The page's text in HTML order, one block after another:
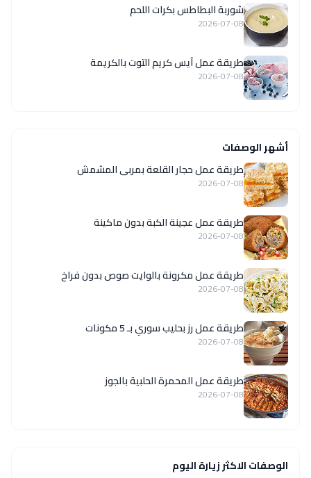
شوربة البطاطس بكرات اللحم
2026-07-08
طريقة عمل آيس كريم التوت بالكريمة
2026-07-08
أشهر الوصفات
طريقة عمل حجار القلعة بمربى المشمش
2026-07-08
طريقة عمل عجينة الكبة بدون ماكينة
2026-07-08
طريقة عمل مكرونة بالوايت صوص بدون فراخ
2026-07-08
طريقة عمل رز بحليب سوري بـ 5 مكونات
2026-07-08
طريقة عمل المحمرة الحلبية بالجوز
2026-07-08
الوصفات الاكثر زيارة اليوم